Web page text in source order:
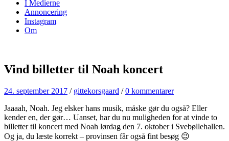
I Medierne
Annoncering
Instagram
Om
Vind billetter til Noah koncert
24. september 2017 / gittekorsgaard /0 kommentarer
Jaaaah, Noah. Jeg elsker hans musik, måske gør du også? Eller
kender en, der gør… Uanset, har du nu muligheden for at vinde to
billetter til koncert med Noah lørdag den 7. oktober i Svebøllehallen.
Og ja, du læste korrekt – provinsen får også fint besøg 😉